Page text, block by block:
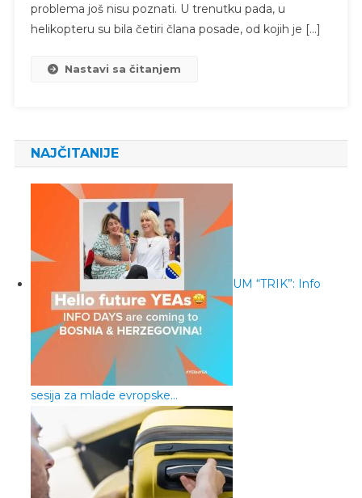
problema još nisu poznati. U trenutku pada, u
helikopteru su bila četiri člana posade, od kojih je […]
Nastavi sa čitanjem
NAJČITANIJE
UM “TRIK”: Info
sesija za mlade evropske…